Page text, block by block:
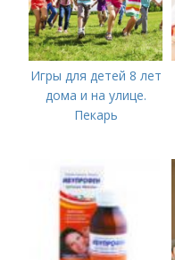
Игры для детей 8 лет
дома и на улице.
Пекарь